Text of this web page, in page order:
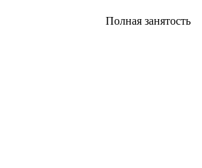
Полная занятость